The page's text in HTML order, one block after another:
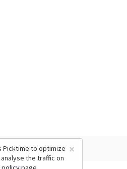
×
Picktime to optimize
the traffic on